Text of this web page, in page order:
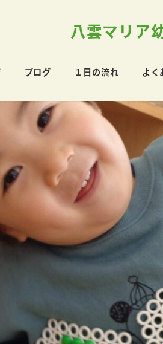
八雲マリア
ブログ １日の流れ よく